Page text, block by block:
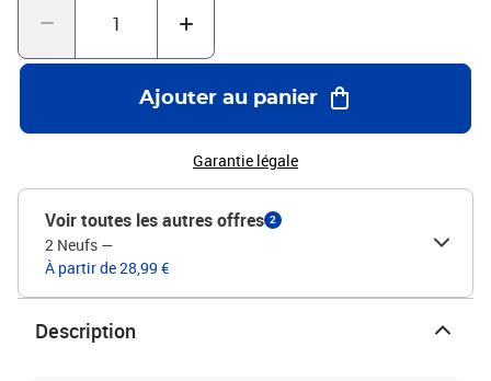
cordes bien conçues permettent de fixer facilement le coussin de
sécurité. Bon à savoir :Le produit est emballé sous vide, il a donc
besoin d'un certain temps pour se dilater et retrouver sa forme
initiale.Couleur : grisMatériau : tissu Oxford (100 %
polyester)Matériau de remplissage : fibre creuseDimensions : 200
x 50 x 7 cm (L x l x é)Longueur de la corde (chacune) : 30 cmAvec 2
Ajouter au panier
Garantie légale
Voir toutes les autres offres 2
2 Neufs —
À partir de 28,99 €
Description